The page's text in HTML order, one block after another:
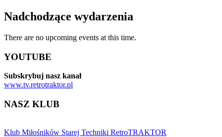
Nadchodzące wydarzenia
There are no upcoming events at this time.
YOUTUBE
Subskrybuj nasz kanał
www.tv.retrotraktor.pl
NASZ KLUB
Klub Miłośników Starej Techniki RetroTRAKTOR